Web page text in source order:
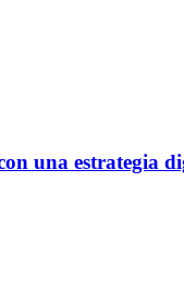
una estrategia